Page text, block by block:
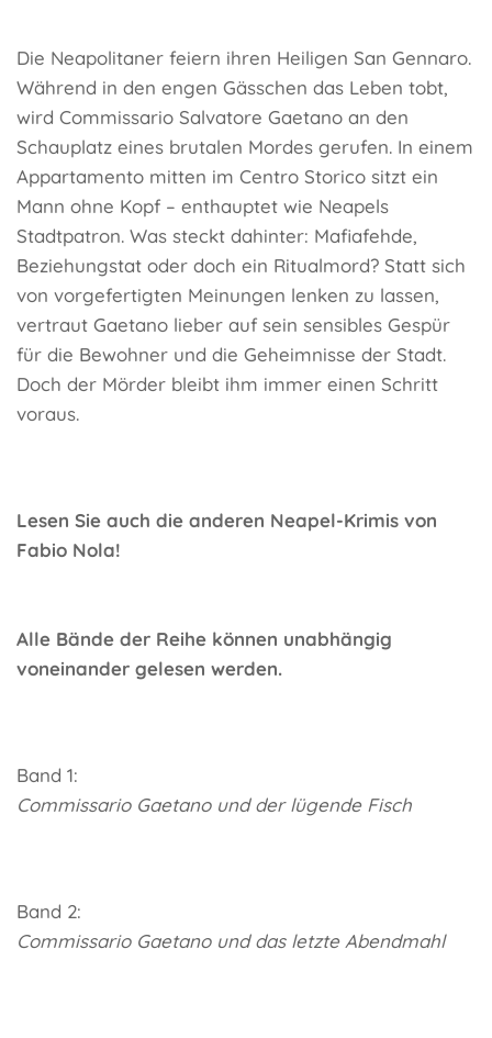
Die Neapolitaner feiern ihren Heiligen San Gennaro.
Während in den engen Gässchen das Leben tobt,
wird Commissario Salvatore Gaetano an den
Schauplatz eines brutalen Mordes gerufen. In einem
Appartamento mitten im Centro Storico sitzt ein
Mann ohne Kopf – enthauptet wie Neapels
Stadtpatron. Was steckt dahinter: Mafiafehde,
Beziehungstat oder doch ein Ritualmord? Statt sich
von vorgefertigten Meinungen lenken zu lassen,
vertraut Gaetano lieber auf sein sensibles Gespür
für die Bewohner und die Geheimnisse der Stadt.
Doch der Mörder bleibt ihm immer einen Schritt
voraus.
Lesen Sie auch die anderen Neapel-Krimis von
Fabio Nola!
Alle Bände der Reihe können unabhängig
voneinander gelesen werden.
Band 1:
Commissario Gaetano und der lügende Fisch
Band 2:
Commissario Gaetano und das letzte Abendmahl